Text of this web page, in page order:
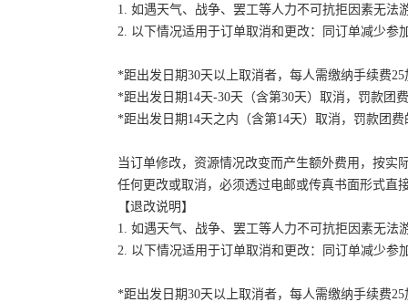
1. 如遇天气、战争、罢工等人力不可抗拒因素无
2. 以下情况适用于订单取消和更改：同订单减少
*距出发日期30天以上取消者，每人需缴纳手续费
*距出发日期14天-30天（含第30天）取消，罚款团
*距出发日期14天之内（含第14天）取消，罚款团费
当订单修改，资源情况改变而产生额外费用，按实
任何更改或取消，必须透过电邮或传真书面形式直
【退改说明】
1. 如遇天气、战争、罢工等人力不可抗拒因素无
2. 以下情况适用于订单取消和更改：同订单减少
*距出发日期30天以上取消者，每人需缴纳手续费